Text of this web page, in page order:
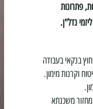
פתרונות
נדל"ן.
בנקאי בעבודה
וקרנות מימון.
משכנתא